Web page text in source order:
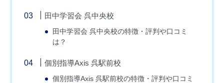
田中学習会 呉中央校
田中学習会 呉中央校の特徴・評判や口コミ
は？
個別指導Axis 呉駅前校
個別指導Axis 呉駅前校の特徴・評判や口コミ